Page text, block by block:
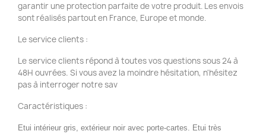
garantir une protection parfaite de votre produit. Les envois
sont réalisés partout en France, Europe et monde.
Le service clients :
Le service clients répond à toutes vos questions sous 24 à
48H ouvrées. Si vous avez la moindre hésitation, n'hésitez
pas à interroger notre sav
Caractéristiques :
Etui intérieur gris, extérieur noir avec porte-cartes. Etui très